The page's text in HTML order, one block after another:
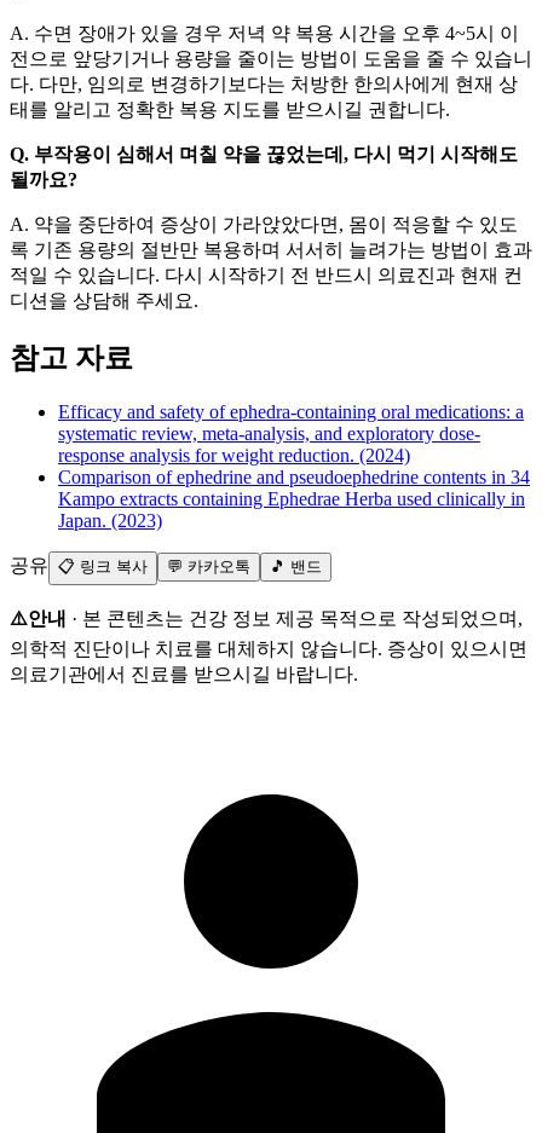
A. 수면 장애가 있을 경우 저녁 약 복용 시간을 오후 4~5시 이
전으로 앞당기거나 용량을 줄이는 방법이 도움을 줄 수 있습니
다. 다만, 임의로 변경하기보다는 처방한 한의사에게 현재 상
태를 알리고 정확한 복용 지도를 받으시길 권합니다.
Q. 부작용이 심해서 며칠 약을 끊었는데, 다시 먹기 시작해도
될까요?
A. 약을 중단하여 증상이 가라앉았다면, 몸이 적응할 수 있도
록 기존 용량의 절반만 복용하며 서서히 늘려가는 방법이 효과
적일 수 있습니다. 다시 시작하기 전 반드시 의료진과 현재 컨
디션을 상담해 주세요.
참고 자료
Efficacy and safety of ephedra-containing oral medications: a
systematic review, meta-analysis, and exploratory dose-
response analysis for weight reduction. (2024)
Comparison of ephedrine and pseudoephedrine contents in 34
Kampo extracts containing Ephedrae Herba used clinically in
Japan. (2023)
공유 📋 링크 복사 💬 카카오톡 🎵 밴드
⚠️안내 · 본 콘텐츠는 건강 정보 제공 목적으로 작성되었으며,
의학적 진단이나 치료를 대체하지 않습니다. 증상이 있으시면
의료기관에서 진료를 받으시길 바랍니다.